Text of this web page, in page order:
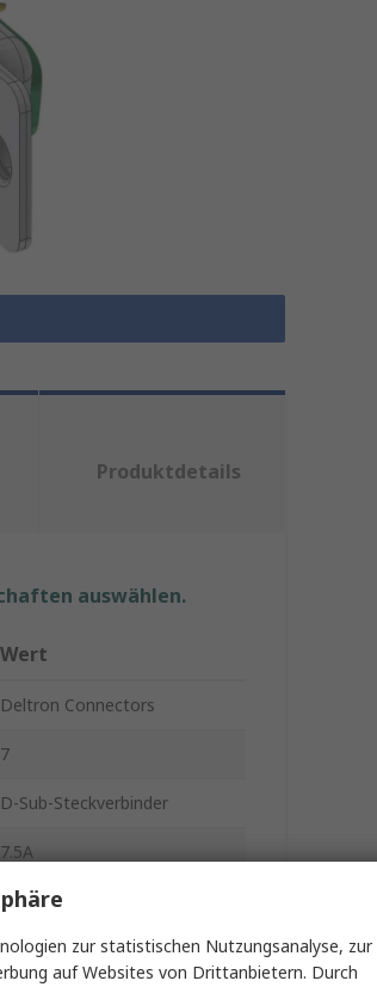
Produktdetails
auswählen.
Wert
Deltron Connectors
7
D-Sub-Steckverbinder
7.5A
Gerade
Kabel
zur statistischen Nutzungsanalyse, zur
auf Websites von Drittanbietern. Durch